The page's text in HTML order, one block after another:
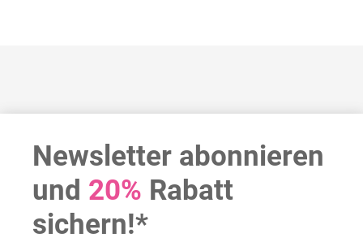
Newsletter abonnieren
und 20% Rabatt
sichern!*